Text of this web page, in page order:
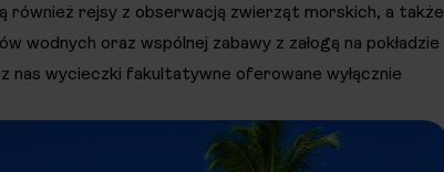
również rejsy z obserwacją zwierząt morskich, a także
oraz wspólnej zabawy z załogą na pokładzie
nas wycieczki fakultatywne oferowane wyłącznie